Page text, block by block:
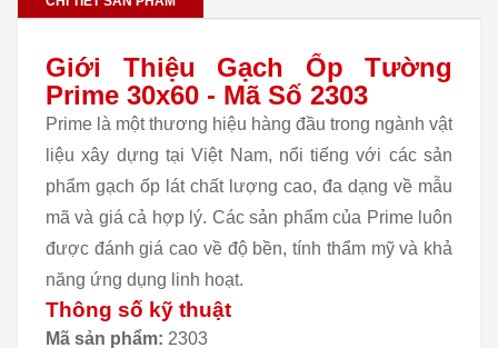
Giới Thiệu Gạch Ốp Tường
Prime 30x60 - Mã Số 2303
Prime là một thương hiệu hàng đầu trong ngành vật
liệu xây dựng tại Việt Nam, nổi tiếng với các sản
phẩm gạch ốp lát chất lượng cao, đa dạng về mẫu
mã và giá cả hợp lý. Các sản phẩm của Prime luôn
được đánh giá cao về độ bền, tính thẩm mỹ và khả
năng ứng dụng linh hoạt.
Thông số kỹ thuật
Mã sản phẩm: 2303